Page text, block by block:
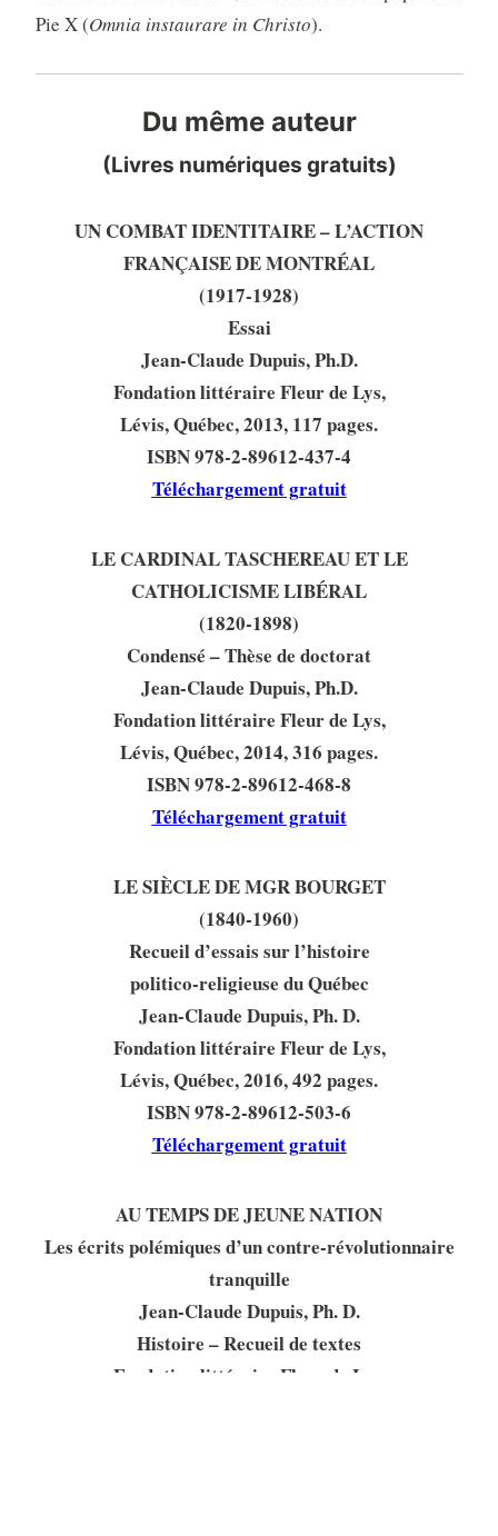
Pie X (Omnia instaurare in Christo).
Du même auteur
(Livres numériques gratuits)
UN COMBAT IDENTITAIRE – L’ACTION
FRANÇAISE DE MONTRÉAL
(1917-1928)
Essai
Jean-Claude Dupuis, Ph.D.
Fondation littéraire Fleur de Lys,
Lévis, Québec, 2013, 117 pages.
ISBN 978-2-89612-437-4
Téléchargement gratuit
LE CARDINAL TASCHEREAU ET LE
CATHOLICISME LIBÉRAL
(1820-1898)
Condensé – Thèse de doctorat
Jean-Claude Dupuis, Ph.D.
Fondation littéraire Fleur de Lys,
Lévis, Québec, 2014, 316 pages.
ISBN 978-2-89612-468-8
Téléchargement gratuit
LE SIÈCLE DE MGR BOURGET
(1840-1960)
Recueil d’essais sur l’histoire
politico-religieuse du Québec
Jean-Claude Dupuis, Ph. D.
Fondation littéraire Fleur de Lys,
Lévis, Québec, 2016, 492 pages.
ISBN 978-2-89612-503-6
Téléchargement gratuit
AU TEMPS DE JEUNE NATION
Les écrits polémiques d’un contre-révolutionnaire
tranquille
Jean-Claude Dupuis, Ph. D.
Histoire – Recueil de textes
Fondation littéraire Fleur de Lys,